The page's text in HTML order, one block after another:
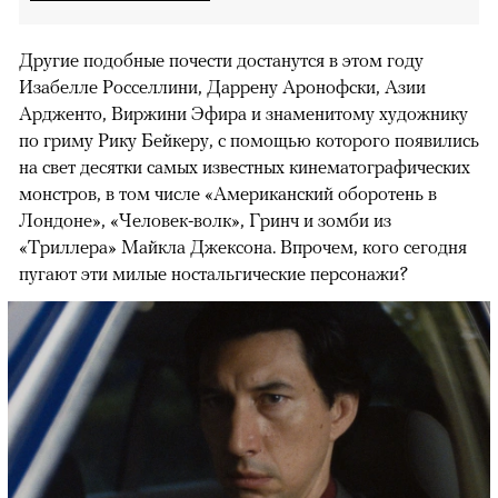
Другие подобные почести достанутся в этом году
Изабелле Росселлини, Даррену Аронофски, Азии
Ардженто, Виржини Эфира и знаменитому художнику
по гриму Рику Бейкеру, с помощью которого появились
на свет десятки самых известных кинематографических
монстров, в том числе «Американский оборотень в
Лондоне», «Человек-волк», Гринч и зомби из
«Триллера» Майкла Джексона. Впрочем, кого сегодня
пугают эти милые ностальгические персонажи?